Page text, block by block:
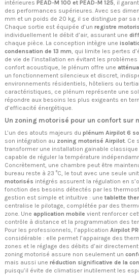
intérieures PEAD-M 100 et PEAD-M 125 , il
des performances supérieures. Avec ses
mm et un poids de 20 kg, il se distingue par sa
Chaque sortie est équipée d’un registre
individuellement le débit d’air, assurant une
chaque pièce. La conception intègre une
condensation de 13 mm , qui limite les pertes
de vie de l’installation en évitant les problèmes
confort acoustique, le plénum offre une
un fonctionnement silencieux et discret,
environnements résidentiels, hôteliers ou
caractéristiques, ce plénum représente une
répondre aux besoins les plus exigeants en
d’efficacité énergétique.
Un zoning motorisé pour un confort sur
L’un des atouts majeurs du plénum Airpilot 6
son intégration au zoning motorisé Airpilot. Ce
transformer une installation gainable
capable de réguler la température
Concrètement, une chambre peut être
bureau reste à 23 °C, le tout avec une seule
motorisés intégrés assurent la régulation en
fonction des besoins détectés par les
gestion est simple et intuitive : une tablette
centralise le pilotage, complétée par des
zone. Une application mobile vient renforcer
contrôle à distance et la programmation des
Pour les professionnels, l’application Airpilot
considérable : elle permet l’appairage des
zones et le réglage des débits d’air
zoning motorisé assure non seulement un
mais aussi une réduction significative de la
puisqu’il évite de climatiser inutilement les